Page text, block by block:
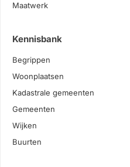
Maatwerk
Kennisbank
Begrippen
Woonplaatsen
Kadastrale gemeenten
Gemeenten
Wijken
Buurten